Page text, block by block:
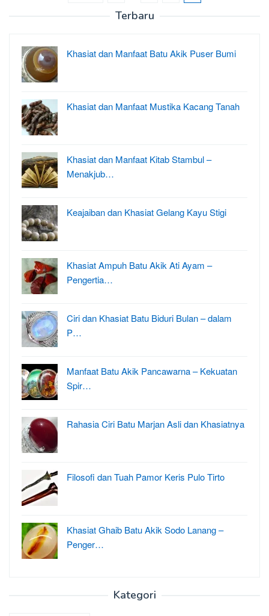
Terbaru
Khasiat dan Manfaat Batu Akik Puser Bumi
Khasiat dan Manfaat Mustika Kacang Tanah
Khasiat dan Manfaat Kitab Stambul –
Menakjub…
Keajaiban dan Khasiat Gelang Kayu Stigi
Khasiat Ampuh Batu Akik Ati Ayam –
Pengertia…
Ciri dan Khasiat Batu Biduri Bulan – dalam
P…
Manfaat Batu Akik Pancawarna – Kekuatan
Spir…
Rahasia Ciri Batu Marjan Asli dan Khasiatnya
Filosofi dan Tuah Pamor Keris Pulo Tirto
Khasiat Ghaib Batu Akik Sodo Lanang –
Penger…
Kategori